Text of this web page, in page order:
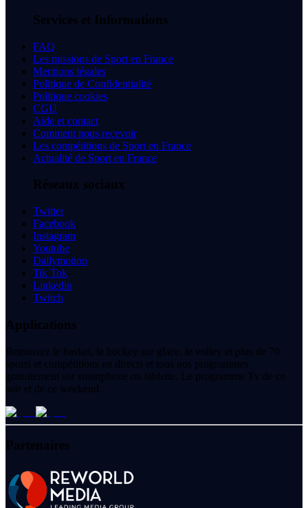
Services et Informations
FAQ
Les missions de Sport en France
Mentions légales
Politique de Confidentialité
Politique cookies
CGU
Aide et contact
Comment nous recevoir
Les compétitions de Sport en France
Actualité de Sport en France
Réseaux sociaux
Twitter
Facebook
Instagram
Youtube
Dailymotion
Tik Tok
Linkedin
Twitch
Applications
Retrouvez le basket, le hockey sur glace, le volley et plus de 70
sports et compétitions en directs et tous nos programmes
gratuitement sur smartphone ou tablette. Le programme Tv de ce
soir et de ce weekend.
Partenaires